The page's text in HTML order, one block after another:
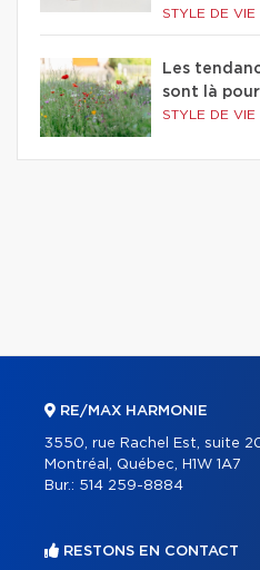
STYLE DE VIE
Les
sont là
STYLE DE VIE
RE/MAX HARMONIE
3550, rue Rachel Est, suite
Montréal, Québec, H1W 1A7
Bur.: 514 259-8884
RESTONS EN CONTACT